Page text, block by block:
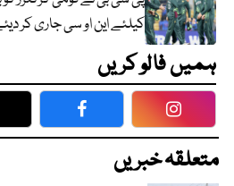
کیلئے این او سی جاری کر
ہمیں فالو کریں
Facebook
متعلقہ خبریں